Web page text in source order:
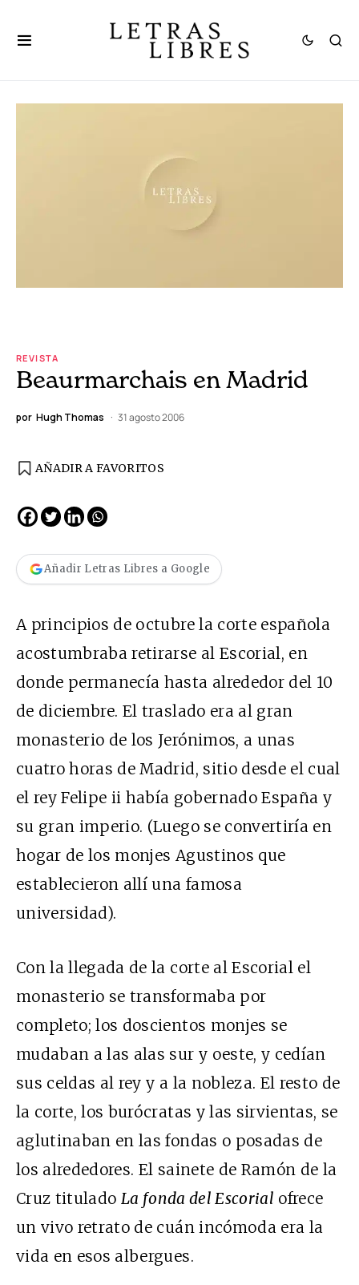
REVISTA
Beaurmarchais en Madrid
por Hugh Thomas 31 agosto 2006
AÑADIR A FAVORITOS
Añadir Letras Libres a Google
A principios de octubre la corte española
acostumbraba retirarse al Escorial, en
donde permanecía hasta alrededor del 10
de diciembre. El traslado era al gran
monasterio de los Jerónimos, a unas
cuatro horas de Madrid, sitio desde el cual
el rey Felipe ii había gobernado España y
su gran imperio. (Luego se convertiría en
hogar de los monjes Agustinos que
establecieron allí una famosa
universidad).
Con la llegada de la corte al Escorial el
monasterio se transformaba por
completo; los doscientos monjes se
mudaban a las alas sur y oeste, y cedían
sus celdas al rey y a la nobleza. El resto de
la corte, los burócratas y las sirvientas, se
aglutinaban en las fondas o posadas de
los alrededores. El sainete de Ramón de la
Cruz titulado La fonda del Escorial ofrece
un vivo retrato de cuán incómoda era la
vida en esos albergues.